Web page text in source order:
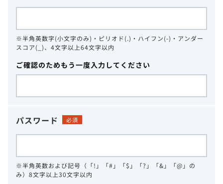
※半角英数字(小文字のみ)・ピリオド(.)・ハイフン(-)・アンダー
スコア(_)、4文字以上64文字以内
ご確認のためもう一度入力してください
パスワード 必須
※半角英数および記号（「!」「#」「$」「?」「&」「@」の
み）8文字以上30文字以内